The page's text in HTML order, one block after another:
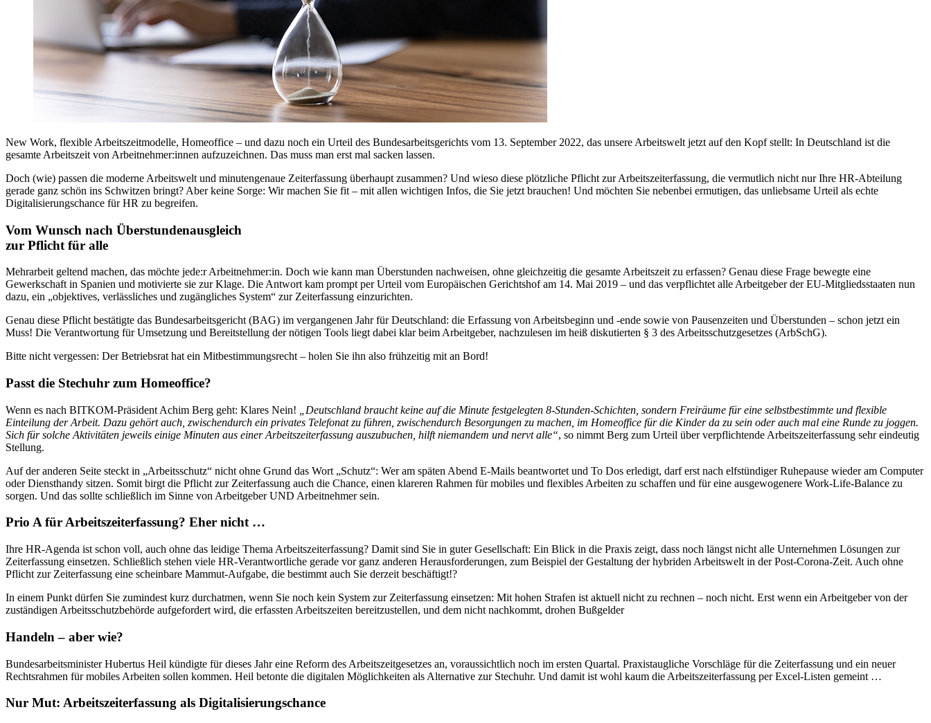
New Work, flexible Arbeitszeitmodelle, Homeoffice – und dazu noch ein Urteil des Bundesarbeitsgerichts vom 13. September 2022, das unsere Arbeitswelt jetzt auf den Kopf stellt: In Deutschland ist die
gesamte Arbeitszeit von Arbeitnehmer:innen aufzuzeichnen. Das muss man erst mal sacken lassen.
Doch (wie) passen die moderne Arbeitswelt und minutengenaue Zeiterfassung überhaupt zusammen? Und wieso diese plötzliche Pflicht zur Arbeitszeiterfassung, die vermutlich nicht nur Ihre HR-Abteilung
gerade ganz schön ins Schwitzen bringt? Aber keine Sorge: Wir machen Sie fit – mit allen wichtigen Infos, die Sie jetzt brauchen! Und möchten Sie nebenbei ermutigen, das unliebsame Urteil als echte
Digitalisierungschance für HR zu begreifen.
Vom Wunsch nach Überstundenausgleich
zur Pflicht für alle
Mehrarbeit geltend machen, das möchte jede:r Arbeitnehmer:in. Doch wie kann man Überstunden nachweisen, ohne gleichzeitig die gesamte Arbeitszeit zu erfassen? Genau diese Frage bewegte eine
Gewerkschaft in Spanien und motivierte sie zur Klage. Die Antwort kam prompt per Urteil vom Europäischen Gerichtshof am 14. Mai 2019 – und das verpflichtet alle Arbeitgeber der EU-Mitgliedsstaaten nun
dazu, ein „objektives, verlässliches und zugängliches System“ zur Zeiterfassung einzurichten.
Genau diese Pflicht bestätigte das Bundesarbeitsgericht (BAG) im vergangenen Jahr für Deutschland: die Erfassung von Arbeitsbeginn und -ende sowie von Pausenzeiten und Überstunden – schon jetzt ein
Muss! Die Verantwortung für Umsetzung und Bereitstellung der nötigen Tools liegt dabei klar beim Arbeitgeber, nachzulesen im heiß diskutierten § 3 des Arbeitsschutzgesetzes (ArbSchG).
Bitte nicht vergessen: Der Betriebsrat hat ein Mitbestimmungsrecht – holen Sie ihn also frühzeitig mit an Bord!
Passt die Stechuhr zum Homeoffice?
Wenn es nach BITKOM-Präsident Achim Berg geht: Klares Nein!
„Deutschland braucht keine auf die Minute festgelegten 8-Stunden-Schichten, sondern Freiräume für eine selbstbestimmte und flexible
Einteilung der Arbeit. Dazu gehört auch, zwischendurch ein privates Telefonat zu führen, zwischendurch Besorgungen zu machen, im Homeoffice für die Kinder da zu sein oder auch mal eine Runde zu joggen.
Sich für solche Aktivitäten jeweils einige Minuten aus einer Arbeitszeiterfassung auszubuchen, hilft niemandem und nervt alle“, so nimmt Berg zum Urteil über verpflichtende Arbeitszeiterfassung sehr eindeutig
Stellung.
Auf der anderen Seite steckt in „Arbeitsschutz“ nicht ohne Grund das Wort „Schutz“: Wer am späten Abend E-Mails beantwortet und To Dos erledigt, darf erst nach elfstündiger Ruhepause wieder am Computer
oder Diensthandy sitzen. Somit birgt die Pflicht zur Zeiterfassung auch die Chance, einen klareren Rahmen für mobiles und flexibles Arbeiten zu schaffen und für eine ausgewogenere Work-Life-Balance zu
sorgen. Und das sollte schließlich im Sinne von Arbeitgeber UND Arbeitnehmer sein.
Prio A für Arbeitszeiterfassung? Eher nicht …
Ihre HR-Agenda ist schon voll, auch ohne das leidige Thema Arbeitszeiterfassung? Damit sind Sie in guter Gesellschaft: Ein Blick in die Praxis zeigt, dass noch längst nicht alle Unternehmen Lösungen zur
Zeiterfassung einsetzen. Schließlich stehen viele HR-Verantwortliche gerade vor ganz anderen Herausforderungen, zum Beispiel der Gestaltung der hybriden Arbeitswelt in der Post-Corona-Zeit. Auch ohne
Pflicht zur Zeiterfassung eine scheinbare Mammut-Aufgabe, die bestimmt auch Sie derzeit beschäftigt!?
In einem Punkt dürfen Sie zumindest kurz durchatmen, wenn Sie noch kein System zur Zeiterfassung einsetzen: Mit hohen Strafen ist aktuell nicht zu rechnen – noch nicht. Erst wenn ein Arbeitgeber von der
zuständigen Arbeitsschutzbehörde aufgefordert wird, die erfassten Arbeitszeiten bereitzustellen, und dem nicht nachkommt, drohen Bußgelder
Handeln – aber wie?
Bundesarbeitsminister Hubertus Heil kündigte für dieses Jahr eine Reform des Arbeitszeitgesetzes an, voraussichtlich noch im ersten Quartal. Praxistaugliche Vorschläge für die Zeiterfassung und ein neuer
Rechtsrahmen für mobiles Arbeiten sollen kommen. Heil betonte die digitalen Möglichkeiten als Alternative zur Stechuhr. Und damit ist wohl kaum die Arbeitszeiterfassung per Excel-Listen gemeint …
Nur Mut: Arbeitszeiterfassung als Digitalisierungschance